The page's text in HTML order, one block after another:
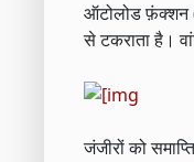
ऑटोलोड फ़ंक्शन
से टकराता है।
जंजीरों को